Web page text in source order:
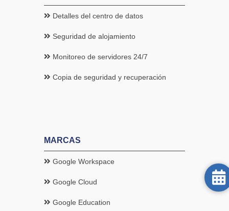
Detalles del centro de datos
Seguridad de alojamiento
Monitoreo de servidores 24/7
Copia de seguridad y recuperación
MARCAS
Google Workspace
Google Cloud
Google Education